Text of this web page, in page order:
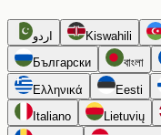
اردو Kiswahili
Български
বাংলা
Ελληνικά
Eesti
Italiano
Lietuvių